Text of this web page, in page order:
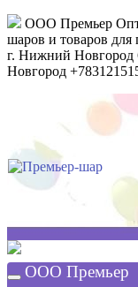
ООО Премьер
шаров и товаров для
г. Нижний Новгород
Новгород
ООО Премьер